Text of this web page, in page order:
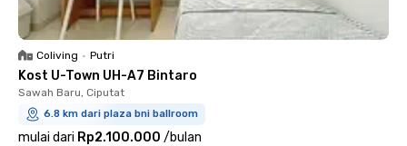
Coliving • Putri
Kost U-Town UH-A7 Bintaro
Sawah Baru, Ciputat
6.8 km dari plaza bni ballroom
mulai dari Rp2.100.000 /bulan